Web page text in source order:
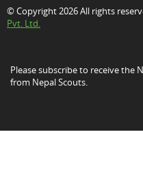
© Copyright 2026 All rights
Pvt. Ltd.
Please subscribe to receive
from Nepal Scouts.